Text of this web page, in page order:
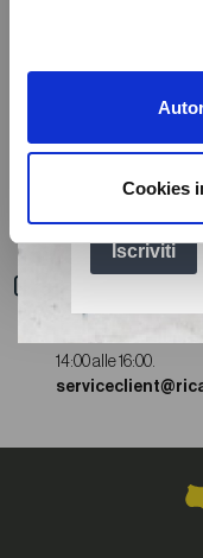
Cookies
Consegna express a
Gratuita a partire
Il nostro servizio
alle 12:30 e dalle
14:00 alle 16:00.